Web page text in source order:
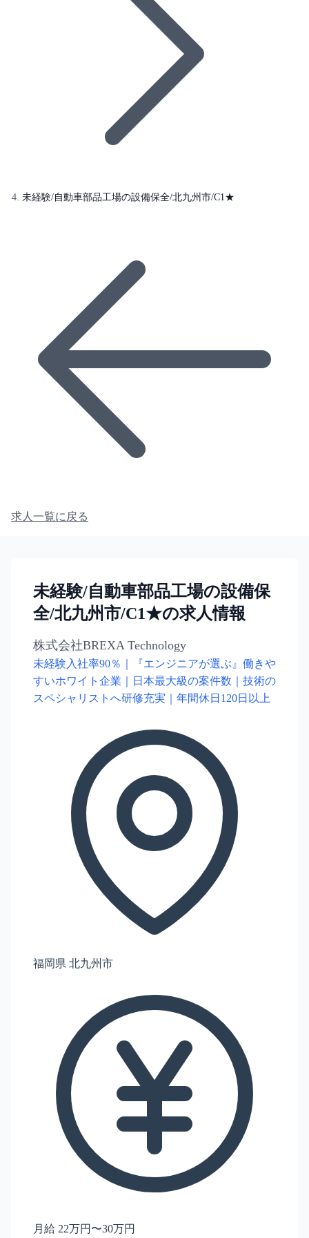
未経験/自動車部品工場の設備保全/北九州市/C1★
求人一覧に戻る
未経験/自動車部品工場の設備保
全/北九州市/C1★の求人情報
株式会社BREXA Technology
未経験入社率90％｜『エンジニアが選ぶ』働きや
すいホワイト企業｜日本最大級の案件数｜技術の
スペシャリストへ研修充実｜年間休日120日以上
福岡県 北九州市
月給 22万円〜30万円